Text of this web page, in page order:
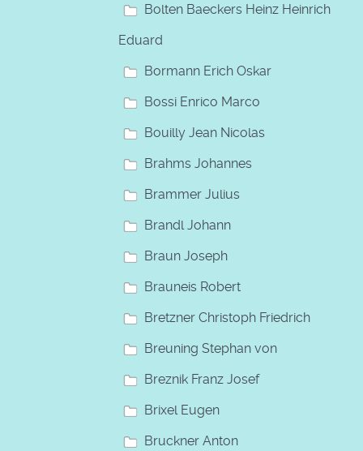
Bolten Baeckers Heinz Heinrich
Eduard
Bormann Erich Oskar
Bossi Enrico Marco
Bouilly Jean Nicolas
Brahms Johannes
Brammer Julius
Brandl Johann
Braun Joseph
Brauneis Robert
Bretzner Christoph Friedrich
Breuning Stephan von
Breznik Franz Josef
Brixel Eugen
Bruckner Anton